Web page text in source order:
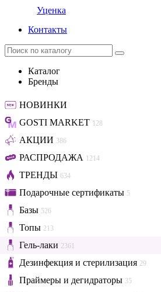
Уценка
Контакты
Каталог
Бренды
НОВИНКИ
GOSTI MARKET 128
АКЦИИ 386
РАСПРОДАЖА 1214
ТРЕНДЫ 634
Подарочные сертификаты 5
Базы 526
Топы 213
Гель-лаки 2361
Дезинфекция и стерилизация 29
Праймеры и дегидраторы 35